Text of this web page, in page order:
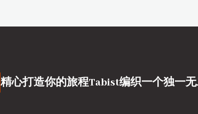
精心打造你的旅程Tabist编织一个独一无